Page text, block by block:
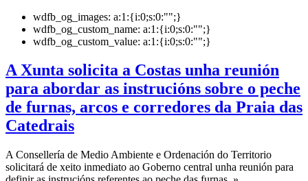
wdfb_og_images: a:1:{i:0;s:0:"";}
wdfb_og_custom_name: a:1:{i:0;s:0:"";}
wdfb_og_custom_value: a:1:{i:0;s:0:"";}
A Xunta solicita a Costas unha reunión
para abordar as instrucións sobre o peche
de furnas, arcos e corredores da Praia das
Catedrais
A Consellería de Medio Ambiente e Ordenación do Territorio
solicitará de xeito inmediato ao Goberno central unha reunión para